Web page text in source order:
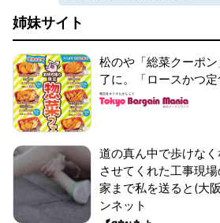
姉妹サイト
松のや「総菜クーポ
了に。「ロースかつ
道の真ん中で歩けな
させてくれた工事現場
家まで私を送ると(大
ンネット